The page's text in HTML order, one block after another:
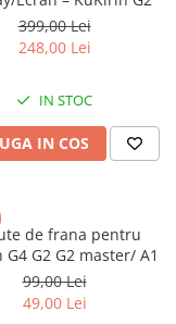
399,00 Lei
248,00 Lei
IN STOC
IN COS
de frana pentru
G2 G2 master/ A1
99,00 Lei
49,00 Lei